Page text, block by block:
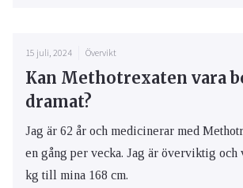
15 juli, 2024 Övervikt
Kan Methotrexaten vara
dramat?
Jag är 62 år och medicinerar med
en gång per vecka. Jag är överviktig och
kg till mina 168 cm.